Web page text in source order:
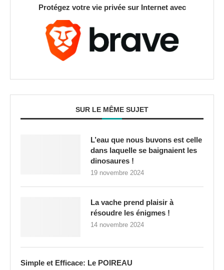
Protégez votre vie privée sur Internet avec
SUR LE MÊME SUJET
L’eau que nous buvons est celle
dans laquelle se baignaient les
dinosaures !
19 novembre 2024
La vache prend plaisir à
résoudre les énigmes !
14 novembre 2024
Simple et Efficace: Le POIREAU